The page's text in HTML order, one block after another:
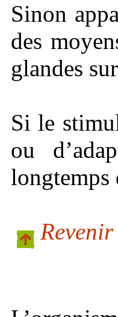
Sinon
des
glandes
Si le
ou
longtemps